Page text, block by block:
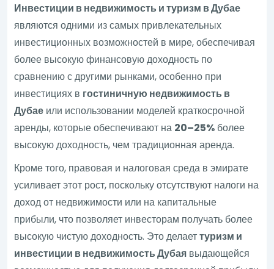
Инвестиции в недвижимость и туризм в Дубае
являются одними из самых привлекательных
инвестиционных возможностей в мире, обеспечивая
более высокую финансовую доходность по
сравнению с другими рынками, особенно при
инвестициях в гостиничную недвижимость в
Дубае или использовании моделей краткосрочной
аренды, которые обеспечивают на 20–25% более
высокую доходность, чем традиционная аренда.
Кроме того, правовая и налоговая среда в эмирате
усиливает этот рост, поскольку отсутствуют налоги на
доход от недвижимости или на капитальные
прибыли, что позволяет инвесторам получать более
высокую чистую доходность. Это делаеттуризм и
инвестиции в недвижимость Дубая выдающейся